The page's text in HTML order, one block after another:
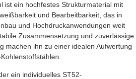
ist ein hochfestes Strukturmaterial mit
und Bearbeitbarkeit, das in
und Hochdruckanwendungen weit
Zusammensetzung und zuverlässige
machen ihn zu einer idealen Aufwertung
ein individuelles ST52-